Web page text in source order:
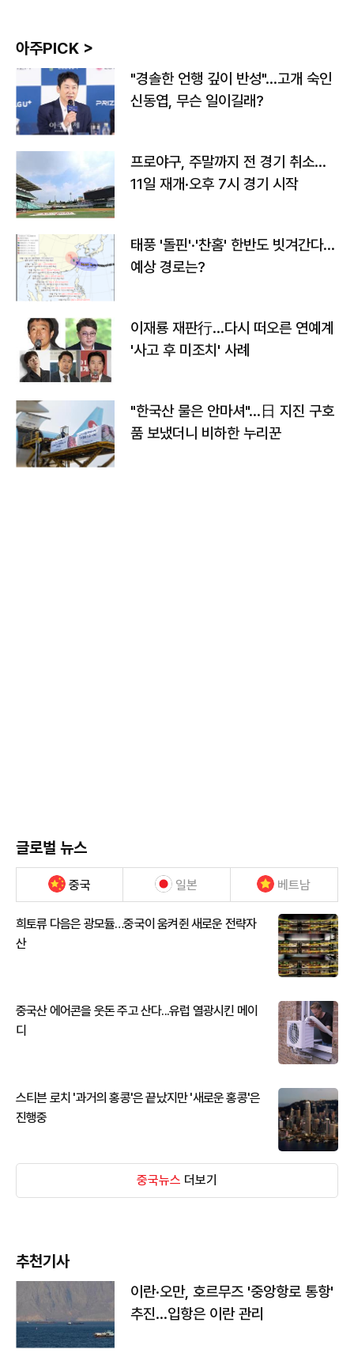
아주PICK >
"경솔한 언행 깊이 반성"…고개 숙인
신동엽, 무슨 일이길래?
프로야구, 주말까지 전 경기 취소…
11일 재개·오후 7시 경기 시작
태풍 '돌핀'·'찬홈' 한반도 빗겨간다…
예상 경로는?
이재룡 재판行…다시 떠오른 연예계
'사고 후 미조치' 사례
"한국산 물은 안마셔"…日 지진 구호
품 보냈더니 비하한 누리꾼
글로벌 뉴스
중국 일본 베트남
희토류 다음은 광모듈…중국이 움켜쥔 새로운 전략자
산
중국산 에어콘을 웃돈 주고 산다...유럽 열광시킨 메이
디
스티븐 로치 '과거의 홍콩'은 끝났지만 '새로운 홍콩'은
진행중
중국뉴스 더보기
추천기사
이란·오만, 호르무즈 '중앙항로 통항'
추진…입항은 이란 관리